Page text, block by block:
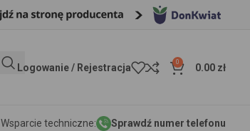
Logowanie / Rejestracja 0 0.00 zł
Wsparcie techniczne: Sprawdź numer telefonu